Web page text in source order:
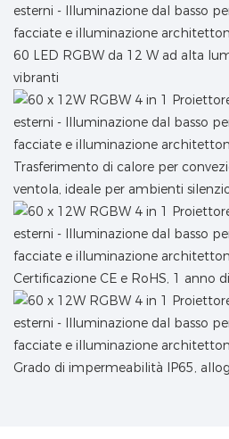
60 LED RGBW da 12 W ad alta
vibranti
Trasferimento di calore per
ventola, ideale per ambienti
Certificazione CE e RoHS, 1 anno
Grado di impermeabilità IP65,